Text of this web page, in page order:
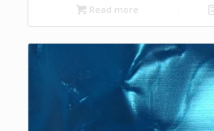
Read more